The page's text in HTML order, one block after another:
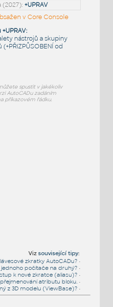
(2027):+UPRAV
v Core Console
nástrojů a skupiny
od
spustit v jakékoliv
AutoCADu zadáním
příkazovém řádku.
Vizsouvisející tipy:
zkratky AutoCADu? •
počítače na druhý? •
k nové zkratce (aliasu)? •
atributu bloku. •
z 3D modelu (ViewBase)? •